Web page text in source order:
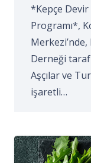
*Kepçe
Programı*,
Derneği
Aşçılar ve
işaretli…